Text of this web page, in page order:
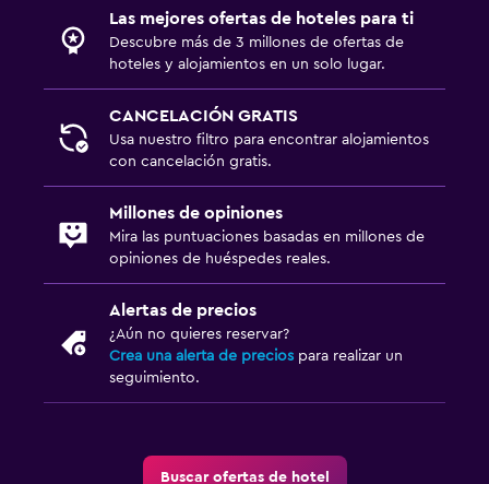
Las mejores ofertas de hoteles para ti
Descubre más de 3 millones de ofertas de
hoteles y alojamientos en un solo lugar.
CANCELACIÓN GRATIS
Usa nuestro filtro para encontrar alojamientos
con cancelación gratis.
Millones de opiniones
Mira las puntuaciones basadas en millones de
opiniones de huéspedes reales.
Alertas de precios
¿Aún no quieres reservar?
Crea una alerta de precios para realizar un
seguimiento.
Buscar ofertas de hotel